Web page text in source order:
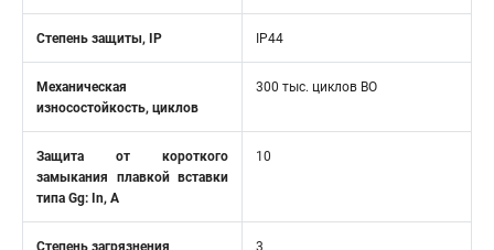
Степень защиты, IP IP44
Механическая
износостойкость, циклов
300 тыс. циклов ВО
Защита от короткого
замыкания плавкой вставки
типа Gg: In, A
10
Степень загрязнения 3